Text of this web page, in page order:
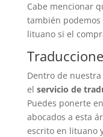
Cabe mencionar
también
lituano si el
Dentro de
el servicio de
Puedes ponerte
abocados a esta
escrito en lituano